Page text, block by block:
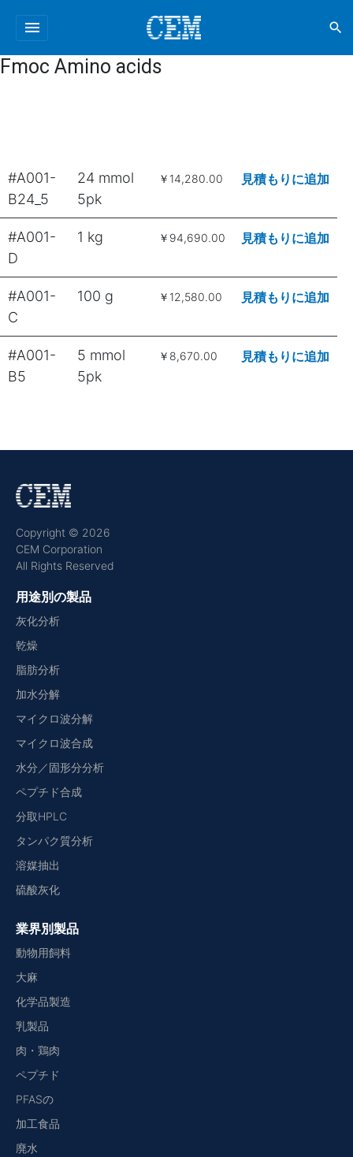
menu search
Fmoc Amino acids
#A001-
B24_5
24 mmol
5pk
￥14,280.00 見積もりに追加
#A001-
D
1 kg ￥94,690.00 見積もりに追加
#A001-
C
100 g ￥12,580.00 見積もりに追加
#A001-
B5
5 mmol
5pk
￥8,670.00 見積もりに追加
Copyright © 2026
CEM Corporation
All Rights Reserved
用途別の製品
灰化分析
乾燥
脂肪分析
加水分解
マイクロ波分解
マイクロ波合成
水分／固形分分析
ペプチド合成
分取HPLC
タンパク質分析
溶媒抽出
硫酸灰化
業界別製品
動物用飼料
大麻
化学品製造
乳製品
肉・鶏肉
ペプチド
PFASの
加工食品
廃水